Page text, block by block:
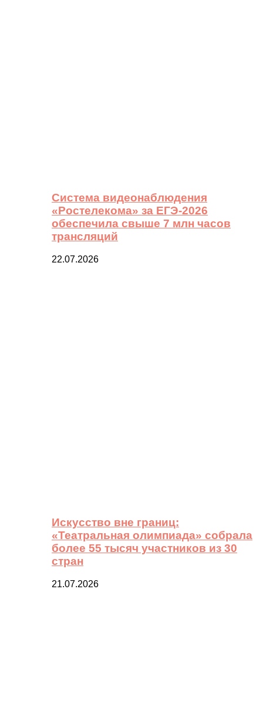
Система видеонаблюдения
«Ростелекома» за ЕГЭ-2026
обеспечила свыше 7 млн часов
трансляций
22.07.2026
Искусство вне границ:
«Театральная олимпиада» собрала
более 55 тысяч участников из 30
стран
21.07.2026